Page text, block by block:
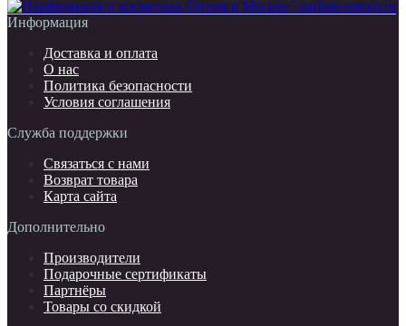
Информация
Доставка и оплата
О нас
Политика безопасности
Условия соглашения
Служба поддержки
Связаться с нами
Возврат товара
Карта сайта
Дополнительно
Производители
Подарочные сертификаты
Партнёры
Товары со скидкой